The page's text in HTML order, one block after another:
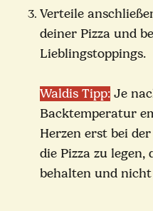
Verteile
deiner Pizza und
Lieblingstoppings.
Waldis Tipp: Je
Backtemperatur
Herzen erst bei
die Pizza zu
behalten und